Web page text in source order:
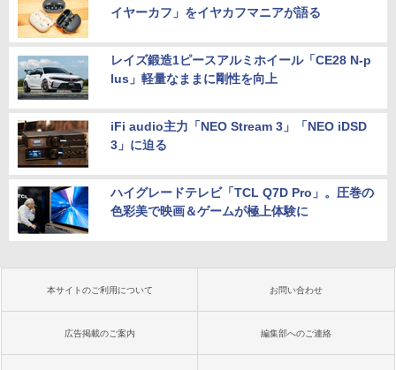
イヤーカフ」をイヤカフマニアが語る
レイズ鍛造1ピースアルミホイール「CE28 N-p
lus」軽量なままに剛性を向上
iFi audio主力「NEO Stream 3」「NEO iDSD
3」に迫る
ハイグレードテレビ「TCL Q7D Pro」。圧巻の
色彩美で映画＆ゲームが極上体験に
本サイトのご利用について お問い合わせ
広告掲載のご案内 編集部へのご連絡